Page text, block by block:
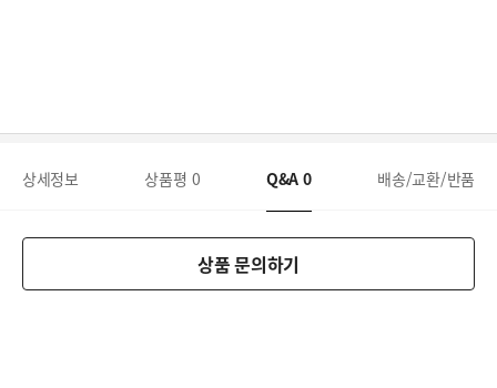
상세정보 상품평 0 Q&A 0 배송/교환/반품
상품 문의하기